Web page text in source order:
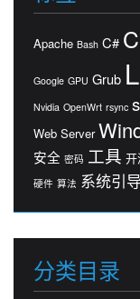
Apache Bash C#
Google GPU Grub
Nvidia OpenWrt rsync
Web Server
安全 密码 工具 开
硬件 算法 系统引导
分类目录